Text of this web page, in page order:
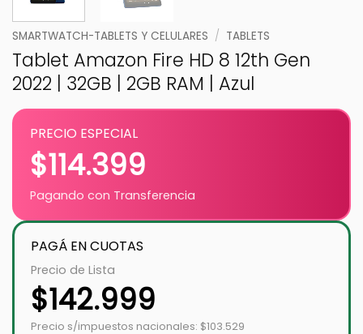
SMARTWATCH-TABLETS Y CELULARES / TABLETS
Tablet Amazon Fire HD 8 12th Gen
2022 | 32GB | 2GB RAM | Azul
PRECIO ESPECIAL
$114.399
Pagando con Transferencia
PAGÁ EN CUOTAS
Precio de Lista
$142.999
Precio s/impuestos nacionales: $103.529